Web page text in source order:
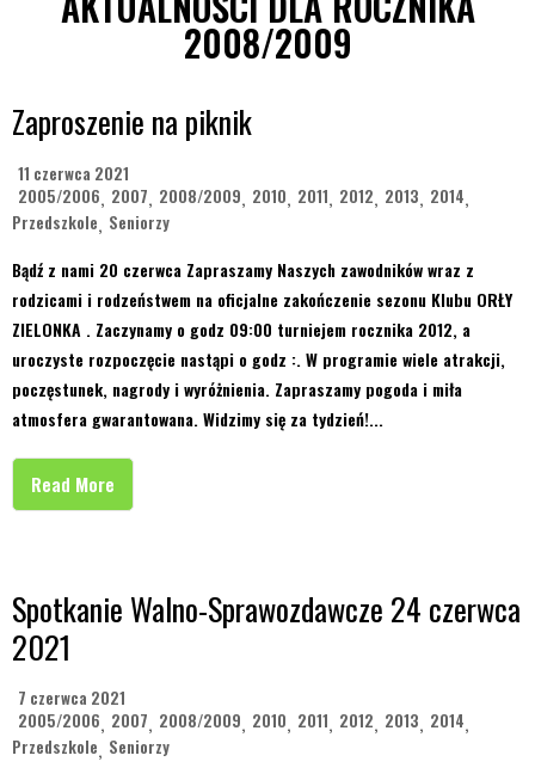
2008/2009
Zaproszenie na piknik
11 czerwca 2021
2005/2006, 2007, 2008/2009, 2010, 2011, 2012, 2013, 2014,
Przedszkole, Seniorzy
Bądź z nami 20 czerwca Zapraszamy Naszych zawodników wraz z
rodzicami i rodzeństwem na oficjalne zakończenie sezonu Klubu ORŁY
ZIELONKA . Zaczynamy o godz 09:00 turniejem rocznika 2012, a
uroczyste rozpoczęcie nastąpi o godz :. W programie wiele atrakcji,
poczęstunek, nagrody i wyróżnienia. Zapraszamy pogoda i miła
atmosfera gwarantowana. Widzimy się za tydzień!...
Read More
Spotkanie Walno-Sprawozdawcze 24 czerwca
2021
7 czerwca 2021
2005/2006, 2007, 2008/2009, 2010, 2011, 2012, 2013, 2014,
Przedszkole, Seniorzy